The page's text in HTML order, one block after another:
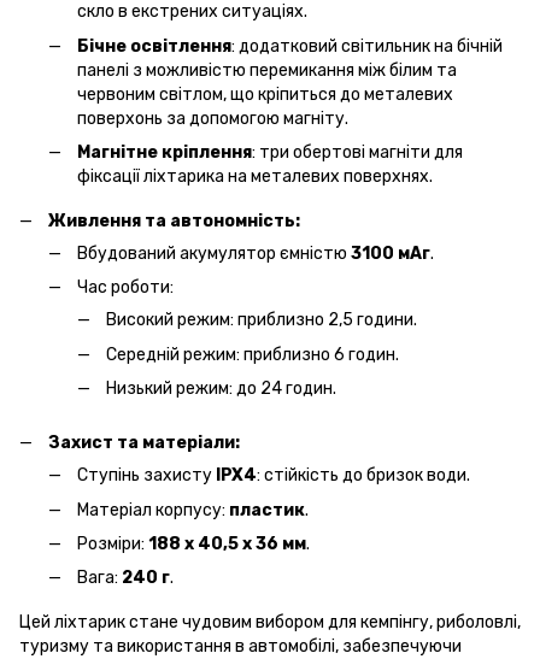
скло в екстрених ситуаціях.​
Бічне освітлення: додатковий світильник на бічній
панелі з можливістю перемикання між білим та
червоним світлом, що кріпиться до металевих
поверхонь за допомогою магніту.​
Магнітне кріплення: три обертові магніти для
фіксації ліхтарика на металевих поверхнях.​
Живлення та автономність:
Вбудований акумулятор ємністю 3100 мАг.​
Час роботи:​
Високий режим: приблизно 2,5 години.
Середній режим: приблизно 6 годин.
Низький режим: до 24 годин.
Захист та матеріали:
Ступінь захисту IPX4: стійкість до бризок води.​
Матеріал корпусу: пластик.​
Розміри: 188 х 40,5 х 36 мм.
Вага: 240 г.​
Цей ліхтарик стане чудовим вибором для кемпінгу, риболовлі,
туризму та використання в автомобілі, забезпечуючи